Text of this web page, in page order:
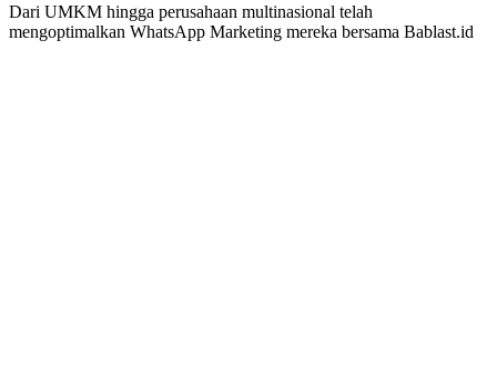
Dari UMKM hingga perusahaan multinasional telah
mengoptimalkan WhatsApp Marketing mereka bersama Bablast.id